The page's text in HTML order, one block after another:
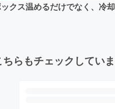
クス温めるだけでなく、冷
らもチェックしてい